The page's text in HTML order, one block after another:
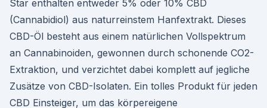
Star enthalten entweder 5% oder 10% CBD
(Cannabidiol) aus naturreinstem Hanfextrakt. Dieses
CBD-Öl besteht aus einem natürlichen Vollspektrum
an Cannabinoiden, gewonnen durch schonende CO2-
Extraktion, und verzichtet dabei komplett auf jegliche
Zusätze von CBD-Isolaten. Ein tolles Produkt für jeden
CBD Einsteiger, um das körpereigene